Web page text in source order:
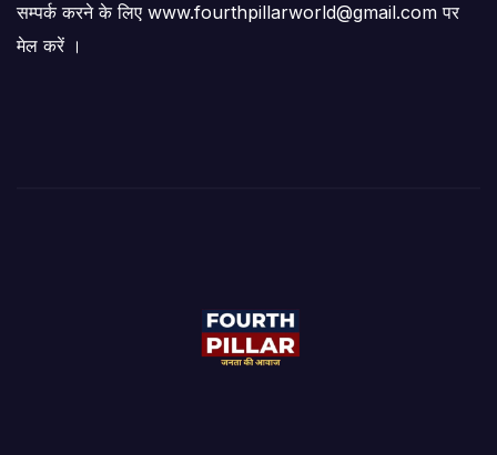
सम्पर्क करने के लिए www.fourthpillarworld@gmail.com पर
मेल करें ।